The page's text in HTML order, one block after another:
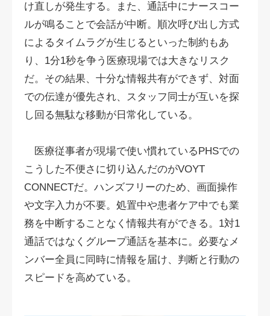
け直しが発生する。また、通話中にナースコー
ルが鳴ることで会話が中断。順次呼び出し方式
によるタイムラグが生じるといった制約もあ
り、1分1秒を争う医療現場では大きなリスク
だ。その結果、十分な情報共有ができず、対面
での伝達が優先され、スタッフ同士が互いを探
し回る無駄な移動が日常化している。
医療従事者が現場で使い慣れているPHSでの
こうした不便さに切り込んだのがVOYT
CONNECTだ。ハンズフリーのため、画面操作
や文字入力が不要。処置中や患者ケア中でも業
務を中断することなく情報共有ができる。1対1
通話ではなくグループ通話を基本に。必要なメ
ンバー全員に同時に情報を届け、判断と行動の
スピードを高めている。